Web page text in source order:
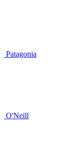
Patagonia
O'Neill